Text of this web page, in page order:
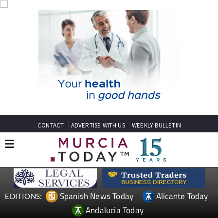
CONTACT ADVERTISE WITH US WEEKLY BULLETIN
EDITIONS: Spanish News Today
Alicante Today
Andalucia Today